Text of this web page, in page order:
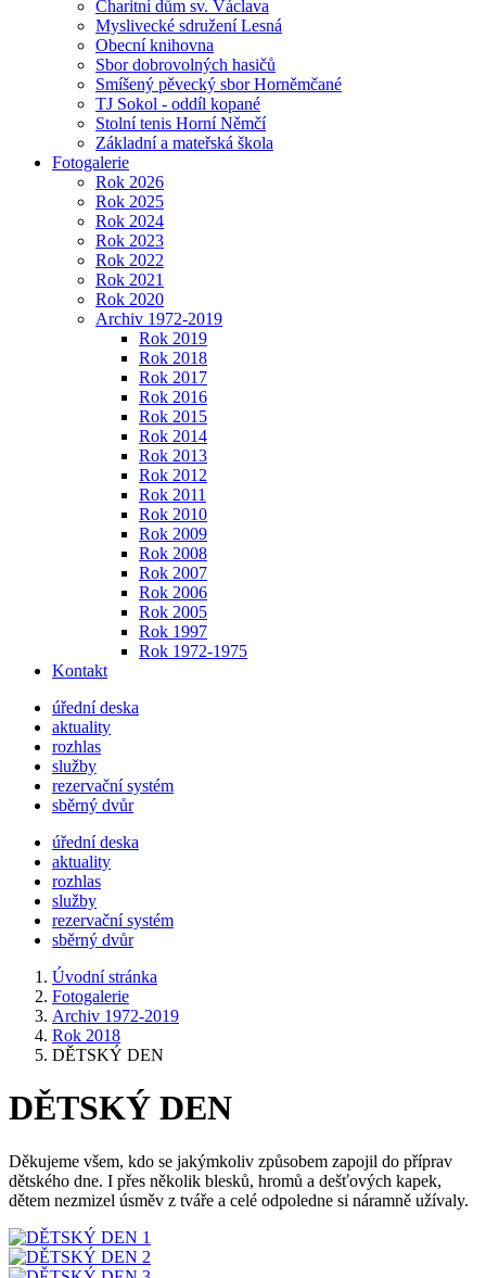
Charitní dům sv. Václava
Myslivecké sdružení Lesná
Obecní knihovna
Sbor dobrovolných hasičů
Smíšený pěvecký sbor Horněmčané
TJ Sokol - oddíl kopané
Stolní tenis Horní Němčí
Základní a mateřská škola
Fotogalerie
Rok 2026
Rok 2025
Rok 2024
Rok 2023
Rok 2022
Rok 2021
Rok 2020
Archiv 1972-2019
Rok 2019
Rok 2018
Rok 2017
Rok 2016
Rok 2015
Rok 2014
Rok 2013
Rok 2012
Rok 2011
Rok 2010
Rok 2009
Rok 2008
Rok 2007
Rok 2006
Rok 2005
Rok 1997
Rok 1972-1975
Kontakt
úřední deska
aktuality
rozhlas
služby
rezervační systém
sběrný dvůr
úřední deska
aktuality
rozhlas
služby
rezervační systém
sběrný dvůr
Úvodní stránka
Fotogalerie
Archiv 1972-2019
Rok 2018
DĚTSKÝ DEN
DĚTSKÝ DEN
Děkujeme všem, kdo se jakýmkoliv způsobem zapojil do příprav
dětského dne. I přes několik blesků, hromů a dešťových kapek,
dětem nezmizel úsměv z tváře a celé odpoledne si náramně užívaly.